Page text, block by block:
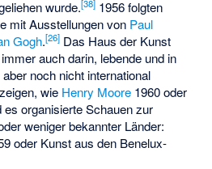
wurde.[38] 1956 folgten
mit Ausstellungen von Paul
Gogh.[26] Das Haus der Kunst
auch darin, lebende und in
noch nicht international
wie Henry Moore 1960 oder
es organisierte Schauen zur
weniger bekannter Länder:
oder Kunst aus den Benelux-